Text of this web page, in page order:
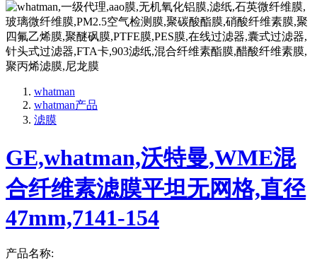
whatman
whatman产品
滤膜
GE,whatman,沃特曼,WME混
合纤维素滤膜平坦无网格,直径
47mm,7141-154
产品名称: